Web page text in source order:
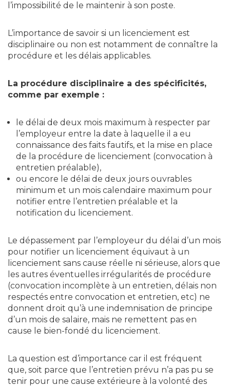
l’impossibilité de le maintenir à son poste.
L’importance de savoir si un licenciement est
disciplinaire ou non est notamment de connaître la
procédure et les délais applicables.
La procédure disciplinaire a des spécificités,
comme par exemple :
le délai de deux mois maximum à respecter par
l’employeur entre la date à laquelle il a eu
connaissance des faits fautifs, et la mise en place
de la procédure de licenciement (convocation à
entretien préalable),
ou encore le délai de deux jours ouvrables
minimum et un mois calendaire maximum pour
notifier entre l’entretien préalable et la
notification du licenciement.
Le dépassement par l’employeur du délai d’un mois
pour notifier un licenciement équivaut à un
licenciement sans cause réelle ni sérieuse, alors que
les autres éventuelles irrégularités de procédure
(convocation incomplète à un entretien, délais non
respectés entre convocation et entretien, etc) ne
donnent droit qu’à une indemnisation de principe
d’un mois de salaire, mais ne remettent pas en
cause le bien-fondé du licenciement.
La question est d’importance car il est fréquent
que, soit parce que l’entretien prévu n’a pas pu se
tenir pour une cause extérieure à la volonté des